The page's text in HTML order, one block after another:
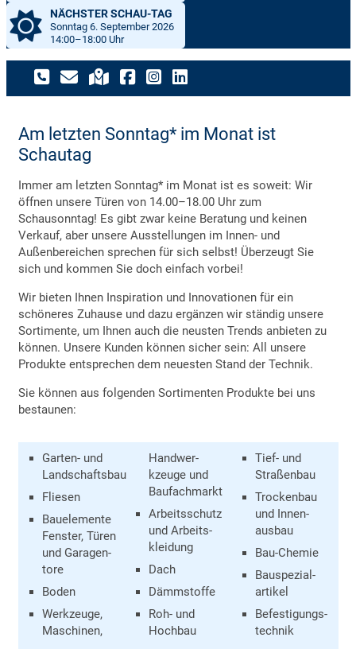
NÄCHSTER SCHAU-TAG
Sonntag 6. September 2026
14:00–18:00 Uhr
Am letzten Sonntag* im Monat ist
Schautag
Immer am letzten Sonntag* im Monat ist es soweit: Wir
öffnen unsere Türen von 14.00–18.00 Uhr zum
Schausonntag! Es gibt zwar keine Beratung und keinen
Verkauf, aber unsere Ausstellungen im Innen- und
Außenbereichen sprechen für sich selbst! Überzeugt Sie
sich und kommen Sie doch einfach vorbei!
Wir bieten Ihnen Inspiration und Innovationen für ein
schöneres Zuhause und dazu ergänzen wir ständig unsere
Sortimente, um Ihnen auch die neusten Trends anbieten zu
können. Unsere Kunden können sicher sein: All unsere
Produkte entsprechen dem neuesten Stand der Technik.
Sie können aus folgenden Sortimenten Produkte bei uns
bestaunen:
Garten- und
Landschaftsbau
Fliesen
Bauelemente
Fenster, Türen
und Garagen­
tore
Boden
Werkzeuge,
Maschinen,
Handwer­
kzeuge und
Bau­fachmarkt
Arbeits­schutz
und Arbeits­
kleidung
Dach
Dämmstoffe
Roh- und
Hochbau
Tief- und
Straßenbau
Trocken­bau
und Innen­
ausbau
Bau-Chemie
Bauspezial­
artikel
Befestigungs­
technik